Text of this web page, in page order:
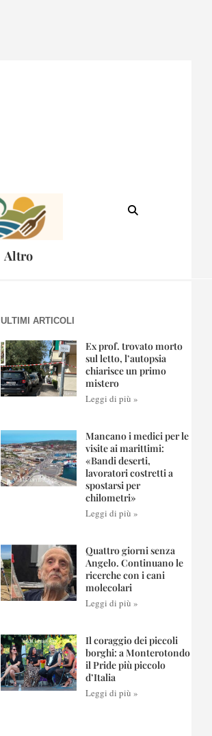
Altro
ULTIMI ARTICOLI
Ex prof. trovato morto
sul letto, l’autopsia
chiarisce un primo
mistero
Leggi di più »
Mancano i medici per le
visite ai marittimi:
«Bandi deserti,
lavoratori costretti a
spostarsi per
chilometri»
Leggi di più »
Quattro giorni senza
Angelo. Continuano le
ricerche con i cani
molecolari
Leggi di più »
Il coraggio dei piccoli
borghi: a Monterotondo
il Pride più piccolo
d’Italia
Leggi di più »